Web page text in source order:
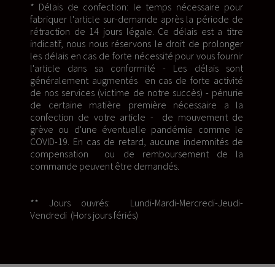
* Délais de confection: le temps nécessaire pour
fabriquer l'article sur-demande après la période de
rétraction de 14 jours légale. Ce délais est a titre
indicatif, nous nous réservons le droit de prolonger
les délais en cas de forte nécessité pour vous fournir
l'article dans sa conformité - Les délais sont
généralement augmentés en cas de forte activité
de nos services (victime de notre succès) - pénurie
de certaine matière première nécessaire a la
confection de votre article - de mouvement de
grève ou d'une éventuelle pandémie comme le
COVID-19. En cas de retard, aucune indemnités de
compensation ou de remboursement de la
commande peuvent être demandés.
** Jours ouvrés: Lundi-Mardi-Mercredi-Jeudi-
Vendredi (Hors jours fériés)